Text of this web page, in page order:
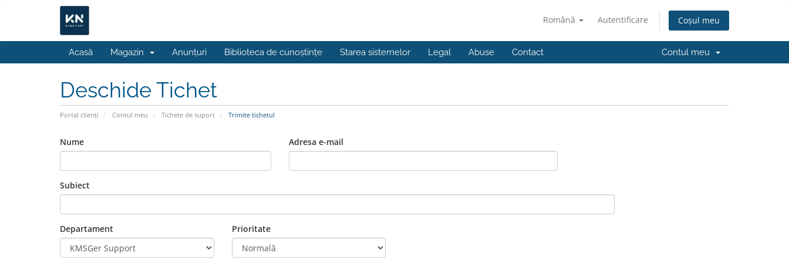
Română Autentificare Coșul meu
Acasă Magazin Anunțuri Biblioteca de cunoștințe Starea sistemelor Legal Abuse Contact Contul meu
Deschide Tichet
Portal clienți Contul meu Tichete de suport Trimite tichetul
Nume Adresa e-mail
Subiect
Departament Prioritate